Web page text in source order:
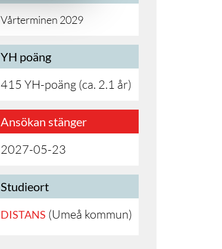
Vårterminen 2029
YH poäng
415 YH-poäng (ca. 2.1 år)
Ansökan stänger
2027-05-23
Studieort
DISTANS (Umeå kommun)